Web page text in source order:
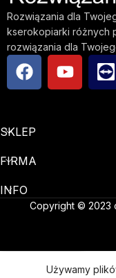
Rozwiązania dla
kserokopiarki różnych
rozwiązania dla
SKLEP
FIRMA
INFO
Copyright © 2023
Używamy